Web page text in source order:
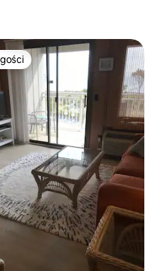
liczba recenzji: 182
z kategorii Wybór gości